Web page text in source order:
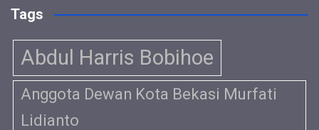
Tags
Abdul Harris Bobihoe
Anggota Dewan Kota Bekasi Murfati
Lidianto